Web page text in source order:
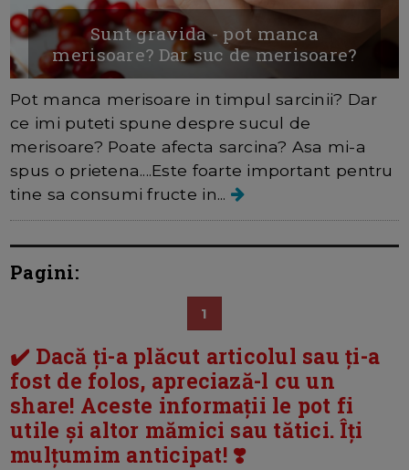
Sunt gravida - pot manca
merisoare? Dar suc de merisoare?
Pot manca merisoare in timpul sarcinii? Dar
ce imi puteti spune despre sucul de
merisoare? Poate afecta sarcina? Asa mi-a
spus o prietena....Este foarte important pentru
tine sa consumi fructe in...
Pagini:
1
✔️ Dacă ți-a plăcut articolul sau ți-a
fost de folos, apreciază-l cu un
share! Aceste informații le pot fi
utile și altor mămici sau tătici. Îți
mulțumim anticipat! ❣️